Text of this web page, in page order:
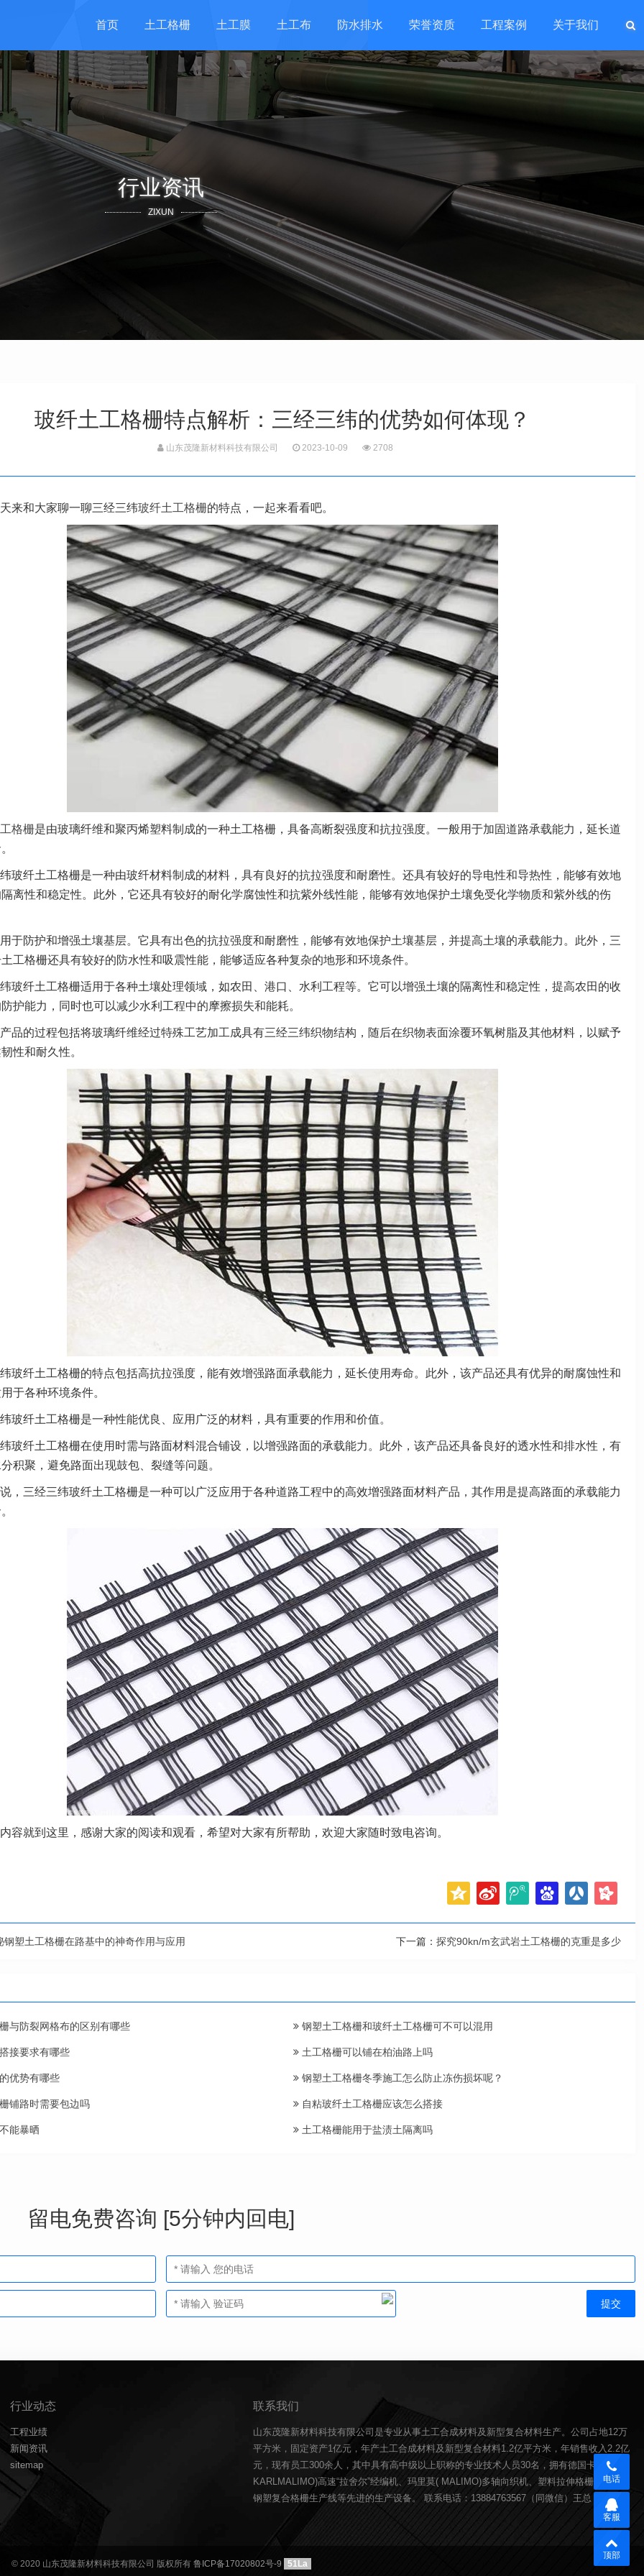
首页 土工格栅 土工膜 土工布 防水排水 荣誉资质 工程案例 关于我们
行业资讯
ZIXUN
玻纤土工格栅特点解析：三经三纬的优势如何体现？
山东茂隆新材料科技有限公司 2023-10-09 2708
来和大家聊一聊三经三纬玻纤土工格栅的特点，一起来看看吧。
格栅是由玻璃纤维和聚丙烯塑料制成的一种土工格栅，具备高断裂强度和抗拉强度。一般用于加固道路承载能力，延长道
玻纤土工格栅是一种由玻纤材料制成的材料，具有良好的抗拉强度和耐磨性。还具有较好的导电性和导热性，能够有效地
离性和稳定性。此外，它还具有较好的耐化学腐蚀性和抗紫外线性能，能够有效地保护土壤免受化学物质和紫外线的伤
于防护和增强土壤基层。它具有出色的抗拉强度和耐磨性，能够有效地保护土壤基层，并提高土壤的承载能力。此外，三
工格栅还具有较好的防水性和吸震性能，能够适应各种复杂的地形和环境条件。
玻纤土工格栅适用于各种土壤处理领域，如农田、港口、水利工程等。它可以增强土壤的隔离性和稳定性，提高农田的收
护能力，同时也可以减少水利工程中的摩擦损失和能耗。
品的过程包括将玻璃纤维经过特殊工艺加工成具有三经三纬织物结构，随后在织物表面涂覆环氧树脂及其他材料，以赋予
性和耐久性。
玻纤土工格栅的特点包括高抗拉强度，能有效增强路面承载能力，延长使用寿命。此外，该产品还具有优异的耐腐蚀性和
于各种环境条件。
玻纤土工格栅是一种性能优良、应用广泛的材料，具有重要的作用和价值。
玻纤土工格栅在使用时需与路面材料混合铺设，以增强路面的承载能力。此外，该产品还具备良好的透水性和排水性，有
积聚，避免路面出现鼓包、裂缝等问题。
，三经三纬玻纤土工格栅是一种可以广泛应用于各种道路工程中的高效增强路面材料产品，其作用是提高路面的承载能力
容就到这里，感谢大家的阅读和观看，希望对大家有所帮助，欢迎大家随时致电咨询。
钢塑土工格栅在路基中的神奇作用与应用 下一篇： 探究90kn/m玄武岩土工格栅的克重是多少
与防裂网格布的区别有哪些 钢塑土工格栅和玻纤土工格栅可不可以混用
接要求有哪些 土工格栅可以铺在柏油路上吗
优势有哪些 钢塑土工格栅冬季施工怎么防止冻伤损坏呢？
铺路时需要包边吗 自粘玻纤土工格栅应该怎么搭接
能暴晒 土工格栅能用于盐渍土隔离吗
留电免费咨询 [5分钟内回电]
行业动态
工程业绩
新闻资讯
sitemap
联系我们
山东茂隆新材料科技有限公司是专业从事土工合成材料及新型复合材料生产。公司占地12万
平方米，固定资产1亿元，年产土工合成材料及新型复合材料1.2亿平方米，年销售收入2.2亿
元，现有员工300余人，其中具有高中级以上职称的专业技术人员30名，拥有德国卡尔迈耶(
KARLMALIMO)高速“拉舍尔”经编机、玛里莫( MALIMO)多轴向织机、塑料拉伸格栅生产线、
钢塑复合格栅生产线等先进的生产设备。 联系电话：13884763567（同微信）王总
© 2020 山东茂隆新材料科技有限公司 版权所有 鲁ICP备17020802号-9 51La
电话
客服
顶部